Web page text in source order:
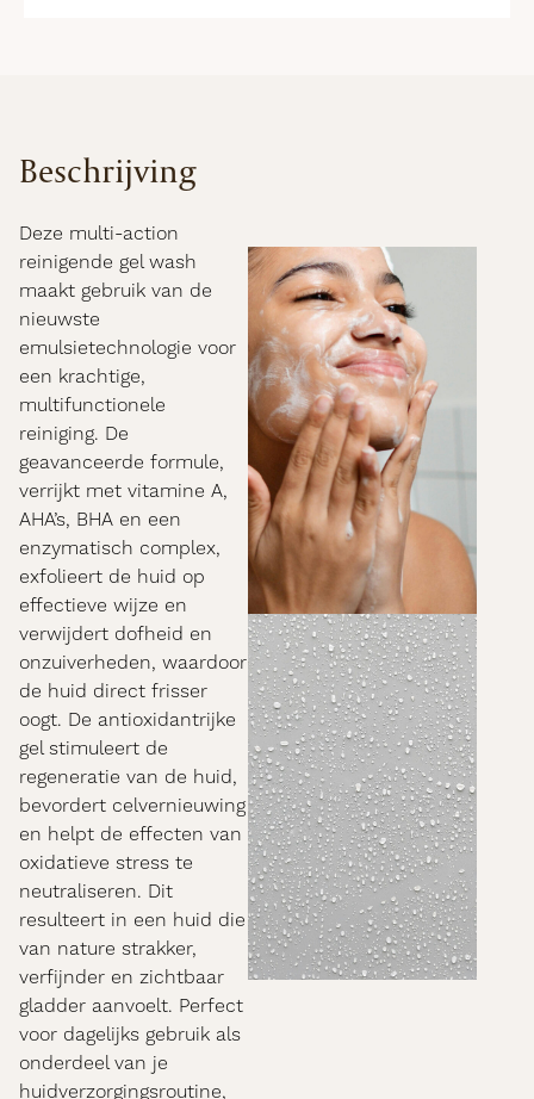
Beschrijving
Deze multi-action
reinigende gel wash
maakt gebruik van de
nieuwste
emulsietechnologie voor
een krachtige,
multifunctionele
reiniging. De
geavanceerde formule,
verrijkt met vitamine A,
AHA’s, BHA en een
enzymatisch complex,
exfolieert de huid op
effectieve wijze en
verwijdert dofheid en
onzuiverheden, waardoor
de huid direct frisser
oogt. De antioxidantrijke
gel stimuleert de
regeneratie van de huid,
bevordert celvernieuwing
en helpt de effecten van
oxidatieve stress te
neutraliseren. Dit
resulteert in een huid die
van nature strakker,
verfijnder en zichtbaar
gladder aanvoelt. Perfect
voor dagelijks gebruik als
onderdeel van je
huidverzorgingsroutine,